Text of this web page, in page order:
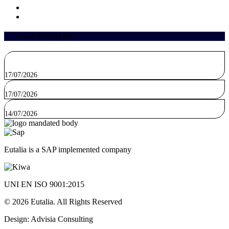
Da EUTALIA
Avviso per il rafforzamento della Capacità Amministrativa e supporto alla Segreteria
17/07/2026
Progetto SITE – Sistema Italia in Europa – Dipartimento per gli Affari Europei
17/07/2026
A Bari l’Infoday SITE: proposte e partenariati competitivi per la Space Economy
14/07/2026
Eutalia is a SAP implemented company
UNI EN ISO 9001:2015
© 2026 Eutalia. All Rights Reserved
Design: Advisia Consulting